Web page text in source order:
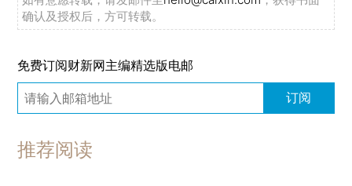
确认及授权后，方可转载。
免费订阅财新网主编精选版电邮
订阅
推荐阅读